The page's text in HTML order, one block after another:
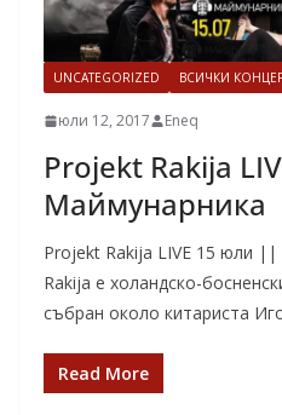
UNCATEGORIZED ВСИЧКИ
юли 12, 2017 Eneq
Projekt Rakija
Маймунарника
Projekt Rakija LIVE 15 юли
Rakija е холандско-
събран около китариста
Read More